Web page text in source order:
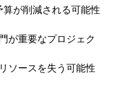
が削減される可能性
が重要なプロジェク
ソースを失う可能性